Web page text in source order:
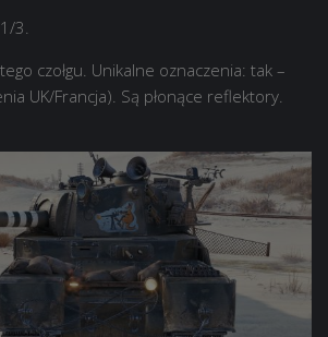
3.
czołgu. Unikalne oznaczenia: tak –
UK/Francja). Są płonące reflektory.